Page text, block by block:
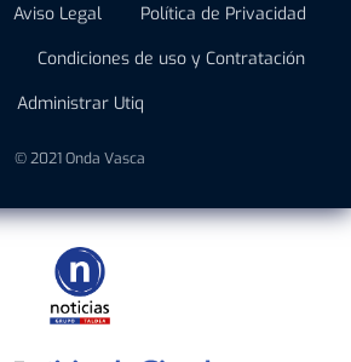
Aviso Legal
Política de Privacidad
Condiciones de uso y Contratación
Administrar Utiq
© 2021 Onda Vasca